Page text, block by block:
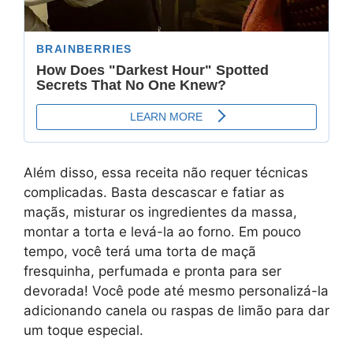
Além disso, essa receita não requer técnicas
complicadas. Basta descascar e fatiar as
maçãs, misturar os ingredientes da massa,
montar a torta e levá-la ao forno. Em pouco
tempo, você terá uma torta de maçã
fresquinha, perfumada e pronta para ser
devorada! Você pode até mesmo personalizá-la
adicionando canela ou raspas de limão para dar
um toque especial.